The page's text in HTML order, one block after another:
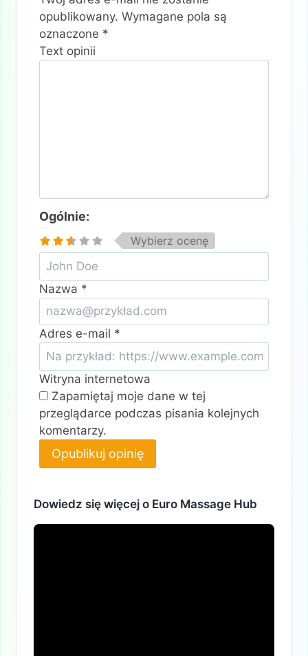
opublikowany. Wymagane pola są
oznaczone *
Text opinii
Ogólnie:
Wybierz ocenę
Nazwa *
Adres e-mail *
Witryna internetowa
Zapamiętaj moje dane w tej
przeglądarce podczas pisania kolejnych
komentarzy.
Dowiedz się więcej o Euro Massage Hub